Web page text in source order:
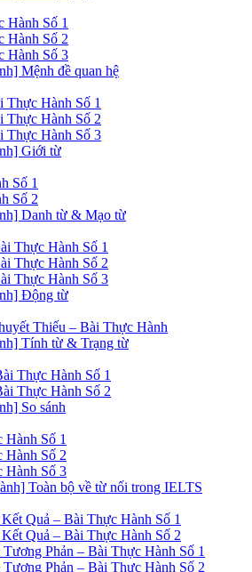
Hành Số 1
Hành Số 2
Hành Số 3
Mệnh đề quan hệ
Thực Hành Số 1
Thực Hành Số 2
Thực Hành Số 3
Giới từ
Số 1
Số 2
Danh từ & Mạo từ
Thực Hành Số 1
Thực Hành Số 2
Thực Hành Số 3
Động từ
Thiếu – Bài Thực Hành
Tính từ & Trạng từ
Thực Hành Số 1
Thực Hành Số 2
So sánh
Hành Số 1
Hành Số 2
Hành Số 3
Toàn bộ về từ nối trong IELTS
Quả – Bài Thực Hành Số 1
Quả – Bài Thực Hành Số 2
Phản – Bài Thực Hành Số 1
Phản – Bài Thực Hành Số 2